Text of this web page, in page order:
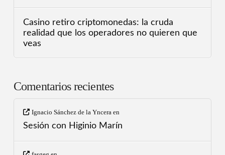
Casino retiro criptomonedas: la cruda
realidad que los operadores no quieren que
veas
Comentarios recientes
Ignacio Sánchez de la Yncera en
Sesión con Higinio Marín